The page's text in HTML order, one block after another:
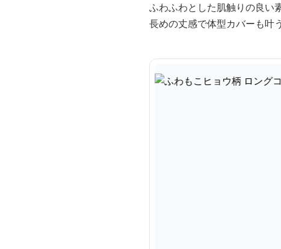
ふわふわとした肌触りの良い
長めの丈感で体型カバーも叶